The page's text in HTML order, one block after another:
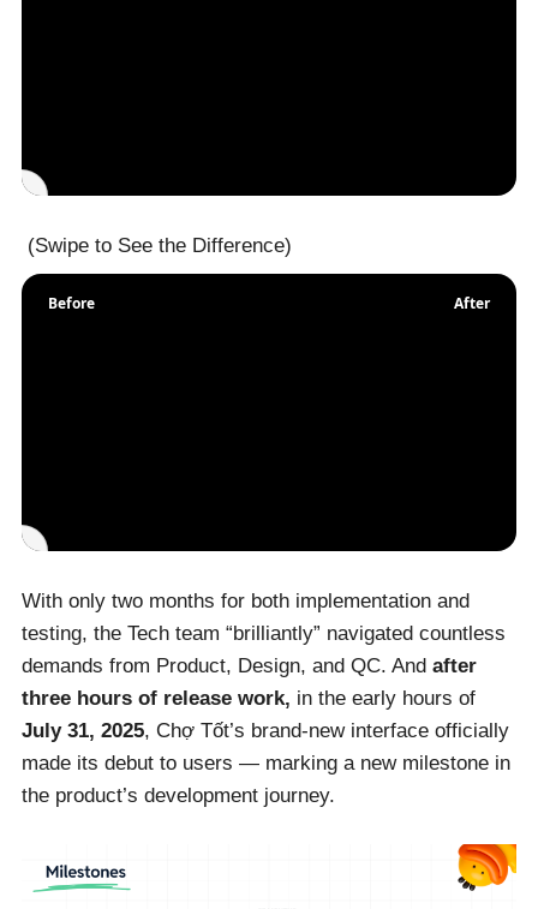
(Swipe to See the Difference)
Before After
With only two months for both implementation and
testing, the Tech team “brilliantly” navigated countless
demands from Product, Design, and QC. And after
three hours of release work, in the early hours of
July 31, 2025, Chợ Tốt’s brand-new interface officially
made its debut to users — marking a new milestone in
the product’s development journey.